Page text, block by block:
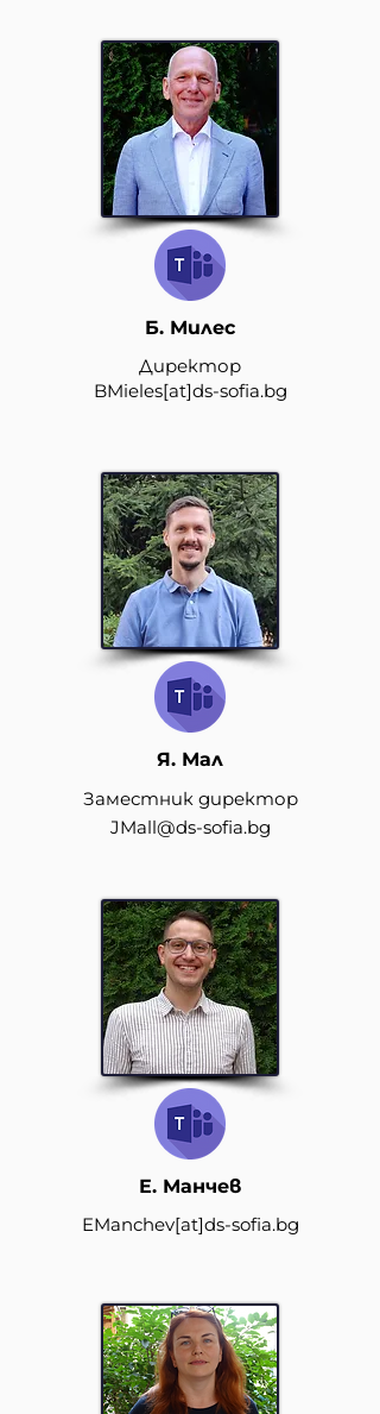
Б. Милес
Директор
BMieles[at]ds-sofia.bg
Я. Мал
Заместник директор
JMall@ds-sofia.bg
Е. Манчев
EManchev[at]ds-sofia.bg